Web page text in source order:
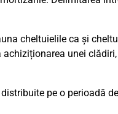
cheltuielile ca și
unei clădiri,
pe o perioadă